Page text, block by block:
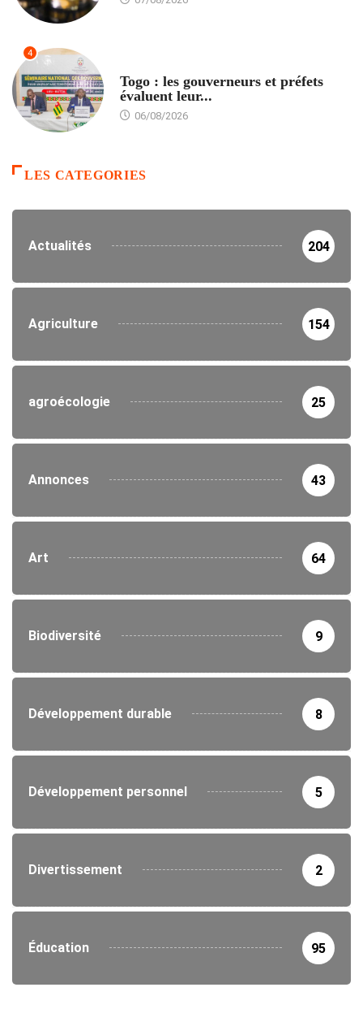
4
Togo : les gouverneurs et préfets
évaluent leur...
06/08/2026
LES CATEGORIES
Actualités 204
Agriculture 154
agroécologie 25
Annonces 43
Art 64
Biodiversité 9
Développement durable 8
Développement personnel 5
Divertissement 2
Éducation 95